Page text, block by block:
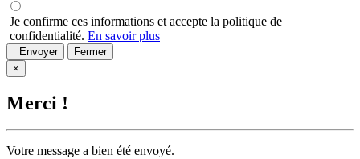
Je confirme ces informations et accepte la politique de
confidentialité. En savoir plus
Envoyer
Fermer
×
Merci !
Votre message a bien été envoyé.